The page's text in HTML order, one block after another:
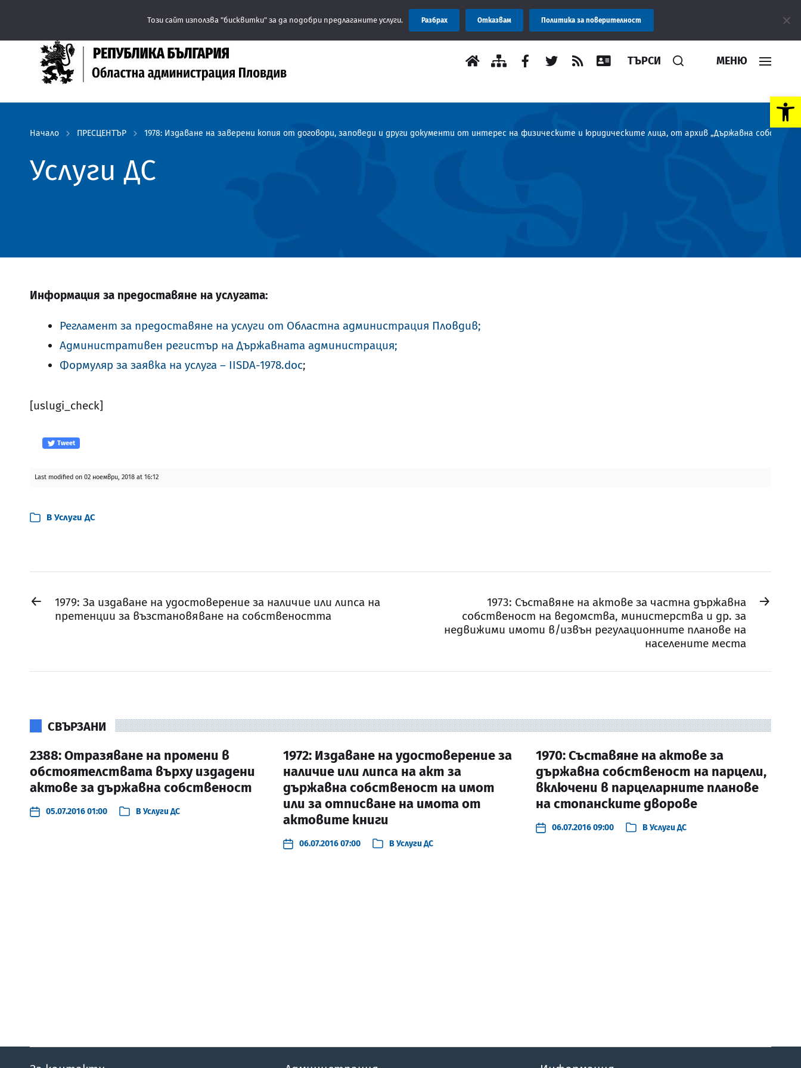
Open toolbar
Съобщение: Областна администрация Пловдив
ТЪРСИ МЕНЮ
Начало ПРЕСЦЕНТЪР 1978: Издаване на заверени копия от договори, заповеди и други документи от интерес на физическите и юридическите лица, от архив „Държавна
Услуги ДС
Информация за предоставяне на услугата:
Регламент за предоставяне на услуги от Областна администрация Пловдив;
Административен регистър на Държавната администрация;
Формуляр за заявка на услуга – IISDA-1978.doc;
[uslugi_check]
Tweet
Last modified on 02 ноември, 2018 at 16:12
В Услуги ДС
←
1979: За издаване на удостоверение за наличие или липса на
претенции за възстановяване на собствеността
→
1973: Съставяне на актове за частна държавна
собственост на ведомства, министерства и др. за
недвижими имоти в/извън регулационните планове на
населените места
СВЪРЗАНИ
2388: Отразяване на промени в
обстоятелствата върху издадени
актове за държавна собственост
05.07.2016 01:00 ВУслуги ДС
1972: Издаване на удостоверение за
наличие или липса на акт за
държавна собственост на имот
или за отписване на имота от
актовите книги
06.07.2016 07:00 ВУслуги ДС
1970: Съставяне на актове за
държавна собственост на парцели,
включени в парцеларните планове
на стопанските дворове
06.07.2016 09:00 ВУслуги ДС
Този сайт използва "бисквитки" за да подобри предлаганите услуги. Разбрах Отказвам Политика за поверителност